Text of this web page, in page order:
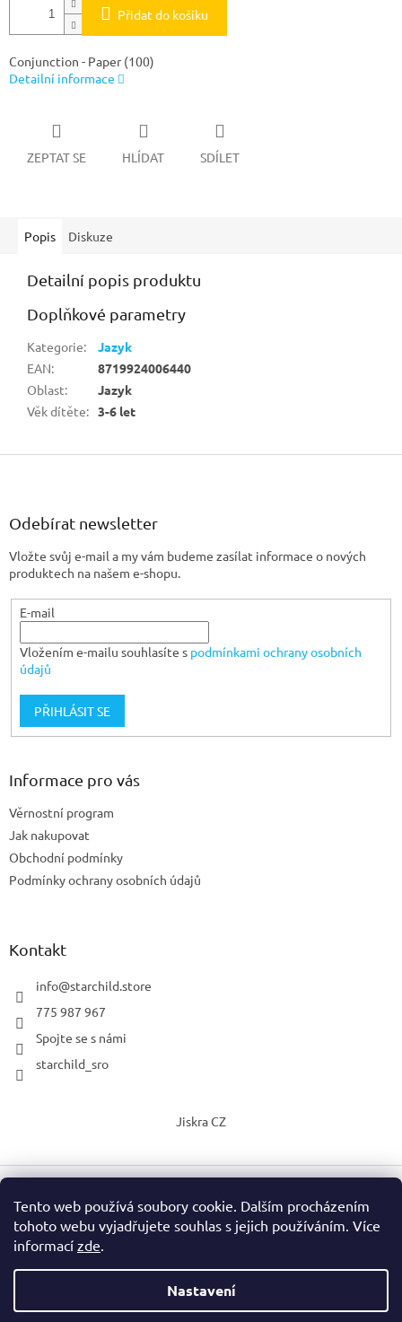
Tento web používá soubory cookie. Dalším procházením
tohoto webu vyjadřujete souhlas s jejich používáním. Více
informací zde.
Nastavení
Přidat do košíku
Conjunction - Paper (100)
Detailní informace
ZEPTAT SE HLÍDAT SDÍLET
Popis Diskuze
Detailní popis produktu
Doplňkové parametry
Kategorie:
Jazyk
EAN:
8719924006440
Oblast:
Jazyk
Věk dítěte: 3-6 let
Z
Odebírat newsletter
Vložte svůj e-mail a my vám budeme zasílat informace o nových
produktech na našem e-shopu.
E-mail
Vložením e-mailu souhlasíte s podmínkami ochrany osobních
údajů
PŘIHLÁSIT SE
Informace pro vás
Věrnostní program
Jak nakupovat
Obchodní podmínky
Podmínky ochrany osobních údajů
Kontakt
info@starchild.store
775 987 967
Spojte se s námi
starchild_sro
Jiskra CZ
Vytvořil Shoptet
Upravit nastavení cookies